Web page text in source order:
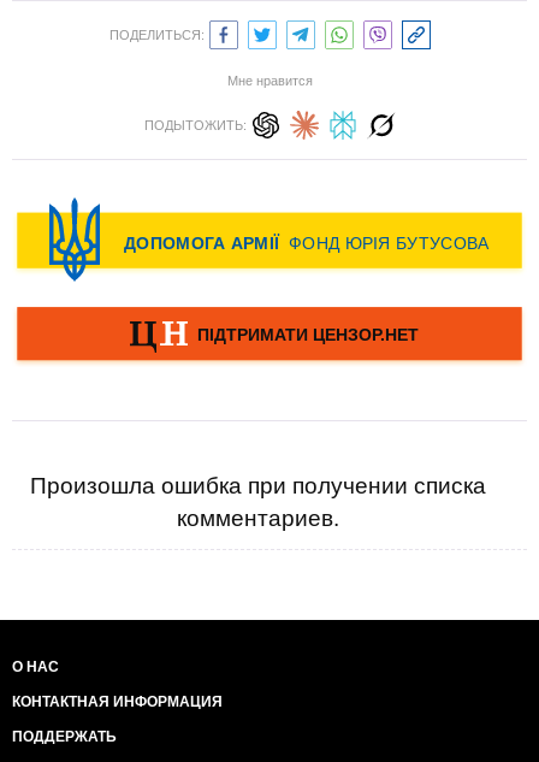
ПОДЕЛИТЬСЯ:
Мне нравится
ПОДЫТОЖИТЬ:
Произошла ошибка при получении списка
комментариев.
О НАС
КОНТАКТНАЯ ИНФОРМАЦИЯ
ПОДДЕРЖАТЬ